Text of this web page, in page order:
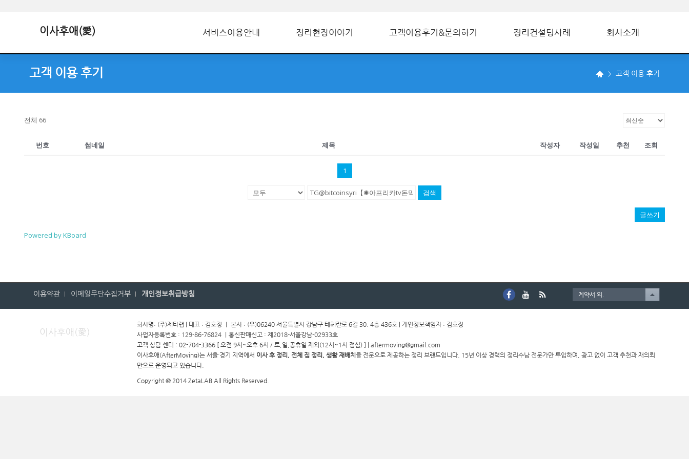
이사후애(愛) 서비스이용안내 정리현장이야기 고객이용후기&문의하기 정리컨설팅사례 회사소개
고객 이용 후기 고객 이용 후기
전체 66
번호 썸네일 제목 작성자 작성일 추천 조회
1
검색
글쓰기
Powered by KBoard
이용약관 이메일무단수집거부 개인정보취급방침 계약서 외.
이사후애(愛)
회사명: (주)제타랩 | 대표 : 김호정 ㅣ 본사 : (우)06240 서울특별시 강남구 테헤란로 6길 30. 4층 436호 | 개인정보책임자 : 김호정
사업자등록번호 : 129-86-76824 ㅣ통신판매신고 : 제2018-서울강남-02933호
고객 상담 센터 : 02-704-3366 [ 오전 9시~오후 6시 / 토,일,공휴일 제외(12시~1시 점심) ] | aftermoving@gmail.com
이사후애(AfterMoving)는 서울·경기 지역에서 이사 후 정리, 전체 집 정리, 생활 재배치 를 전문으로 제공하는 정리 브랜드입니다. 15년 이상 경력의 정리수납 전문가만 투입하며, 광고 없이 고객 추천과 재의뢰
만으로 운영되고 있습니다.
Copyright @ 2014 ZetaLAB All Rights Reserved.